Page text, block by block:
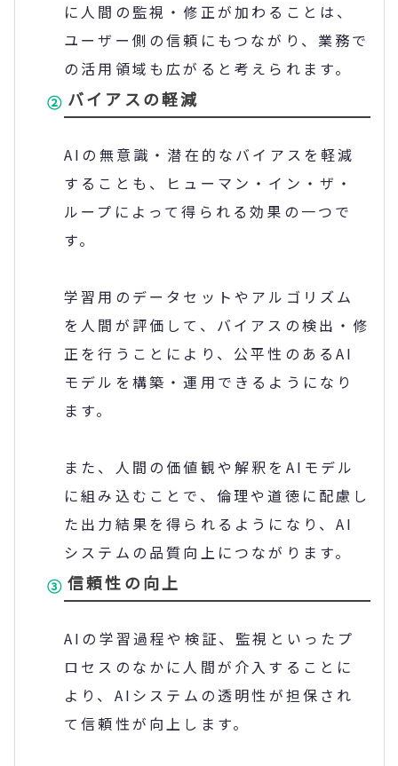
に人間の監視・修正が加わることは、
ユーザー側の信頼にもつながり、業務で
の活用領域も広がると考えられます。
バイアスの軽減
AIの無意識・潜在的なバイアスを軽減
することも、ヒューマン・イン・ザ・
ループによって得られる効果の一つで
す。
学習用のデータセットやアルゴリズム
を人間が評価して、バイアスの検出・修
正を行うことにより、公平性のあるAI
モデルを構築・運用できるようになり
ます。
また、人間の価値観や解釈をAIモデル
に組み込むことで、倫理や道徳に配慮し
た出力結果を得られるようになり、AI
システムの品質向上につながります。
信頼性の向上
AIの学習過程や検証、監視といったプ
ロセスのなかに人間が介入することに
より、AIシステムの透明性が担保され
て信頼性が向上します。